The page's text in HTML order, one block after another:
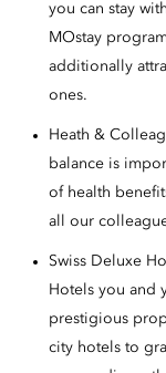
you can stay
MOstay
additionally
ones.
Heath &
balance is
of health
all our
Swiss Deluxe
Hotels you and
prestigious
city hotels to